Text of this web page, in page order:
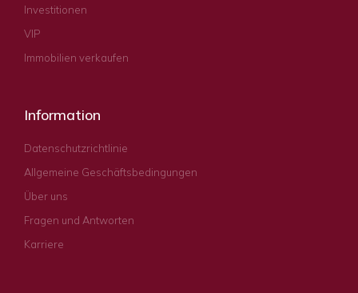
Investitionen
VIP
Immobilien verkaufen
Information
Datenschutzrichtlinie
Allgemeine Geschäftsbedingungen
Über uns
Fragen und Antworten
Karriere